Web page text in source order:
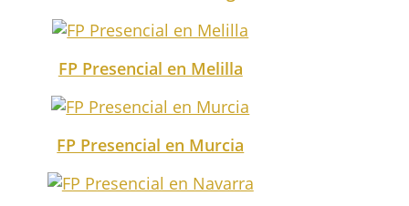
FP Presencial en Melilla
FP Presencial en Murcia